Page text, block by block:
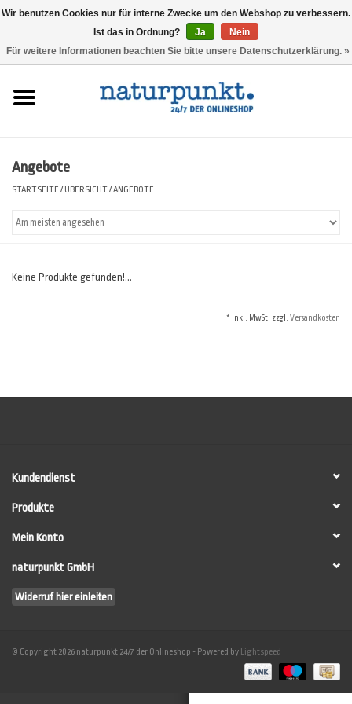
Werkzeuge
Angebote
STARTSEITE / ÜBERSICHT/ANGEBOTE
Keine Produkte gefunden!...
* Inkl. MwSt. zzgl. Versandkosten
Kundendienst
Produkte
Mein Konto
naturpunkt GmbH
Widerruf hier einleiten
© Copyright 2026 naturpunkt 24/7 der Onlineshop - Powered by Lightspeed
Wir benutzen Cookies nur für interne Zwecke um den Webshop zu verbessern.
Ist das in Ordnung?
Ja
Nein
Für weitere Informationen beachten Sie bitte unsere Datenschutzerklärung. »